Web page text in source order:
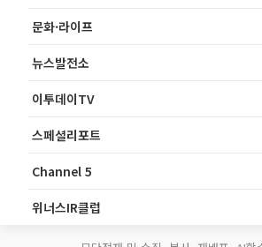
문화·라이프
뉴스발전소
이투데이TV
스페셜리포트
Channel 5
위너스IR클럽